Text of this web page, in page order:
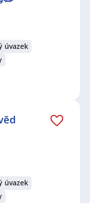
úvazek
úvazek